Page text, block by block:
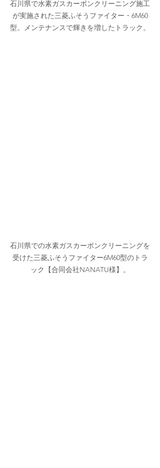
石川県で水素ガスカーボンクリーニング施工
が実施された三菱ふそうファイター・6M60
型。メンテナンスで輝きを増したトラック。
石川県での水素ガスカーボンクリーニングを
受けた三菱ふそうファイター6M60型のトラ
ック【合同会社NANATU様】。